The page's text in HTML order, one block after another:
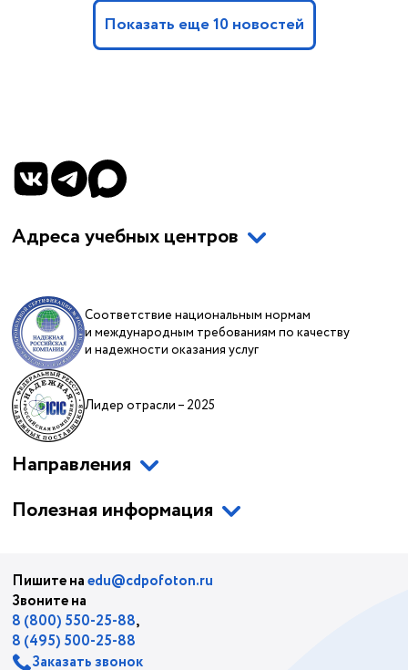
Показать еще 10 новостей
Адреса учебных центров
Соответствие национальным нормам
и международным требованиям по качеству
и надежности оказания услуг
Лидер отрасли – 2025
Направления
Полезная информация
Пишите наedu@cdpofoton.ru
Звоните на
8 (800) 550-25-88,
8 (495) 500-25-88
Заказать звонок